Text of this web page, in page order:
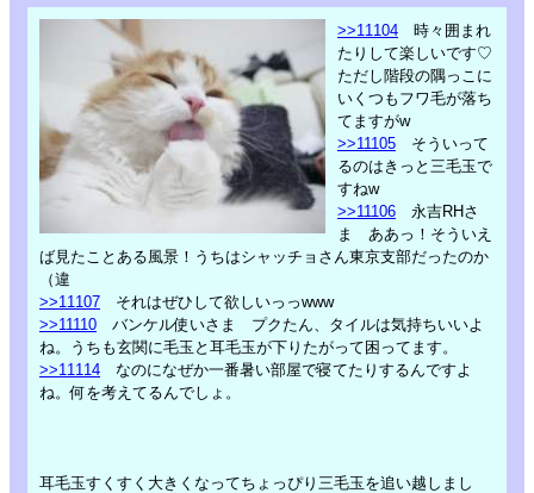
>>11104 時々囲まれ
たりして楽しいです♡
ただし階段の隅っこに
いくつもフワ毛が落ち
てますがw
>>11105 そういって
るのはきっと三毛玉で
すねw
>>11106 永吉RHさ
ま ああっ！そういえ
ば見たことある風景！うちはシャッチョさん東京支部だったのか
（違
>>11107 それはぜひして欲しいっっwww
>>11110 バンケル使いさま プクたん、タイルは気持ちいいよ
ね。うちも玄関に毛玉と耳毛玉が下りたがって困ってます。
>>11114 なのになぜか一番暑い部屋で寝てたりするんですよ
ね。何を考えてるんでしょ。
耳毛玉すくすく大きくなってちょっぴり三毛玉を追い越しまし